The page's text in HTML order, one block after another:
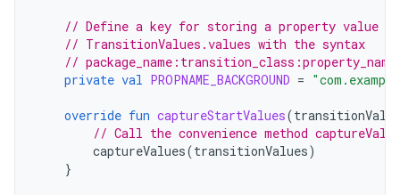
// Define a key for storing a property value in
// TransitionValues.values with the syntax
//
private val PROPNAME_BACKGROUND =
override fun captureStartValues(
// Call the convenience method
captureValues(transitionValues)
}